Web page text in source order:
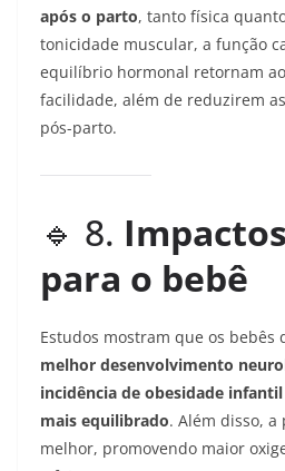
após o parto, tanto física
tonicidade muscular, a função
equilíbrio hormonal retornam
facilidade, além de reduzirem
pós-parto.
🔹 8.
para o bebê
Estudos mostram que os bebês
melhor desenvolvimento
incidência de obesidade
mais equilibrado. Além disso, a
melhor, promovendo maior